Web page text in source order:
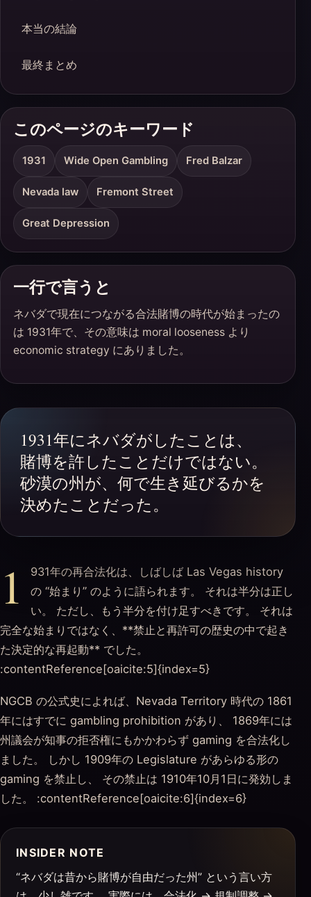
1931年にネバダがしたことは、
賭博を許したことだけではない。
砂漠の州が、何で生き延びるかを
決めたことだった。
1
931年の再合法化は、しばしば Las Vegas history
の “始まり” のように語られます。 それは半分は正し
い。 ただし、もう半分を付け足すべきです。 それは
完全な始まりではなく、**禁止と再許可の歴史の中で起き
た決定的な再起動** でした。
:contentReference[oaicite:5]{index=5}
NGCB の公式史によれば、Nevada Territory 時代の 1861
年にはすでに gambling prohibition があり、 1869年には
州議会が知事の拒否権にもかかわらず gaming を合法化し
ました。 しかし 1909年の Legislature があらゆる形の
gaming を禁止し、 その禁止は 1910年10月1日に発効しま
した。 :contentReference[oaicite:6]{index=6}
INSIDER NOTE
“ネバダは昔から賭博が自由だった州” という言い方
本当の結論
最終まとめ
このページのキーワード
1931 Wide Open Gambling Fred Balzar
Nevada law Fremont Street
Great Depression
一行で言うと
ネバダで現在につながる合法賭博の時代が始まったの
は 1931年で、その意味は moral looseness より
economic strategy にありました。